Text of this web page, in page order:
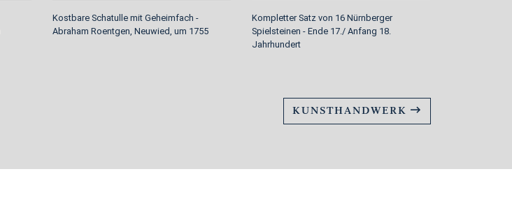
Kostbare Schatulle mit Geheimfach -
Abraham Roentgen, Neuwied, um 1755
Kompletter Satz von 16 Nürnberger
Spielsteinen - Ende 17./ Anfang 18.
Jahrhundert
KUNSTHANDWERK